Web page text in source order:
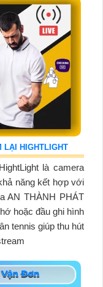
LẠI HIGHTLIGHT
là camera
năng kết hợp với
AN THÀNH PHÁT
hoặc đầu ghi hình
tennis giúp thu hút